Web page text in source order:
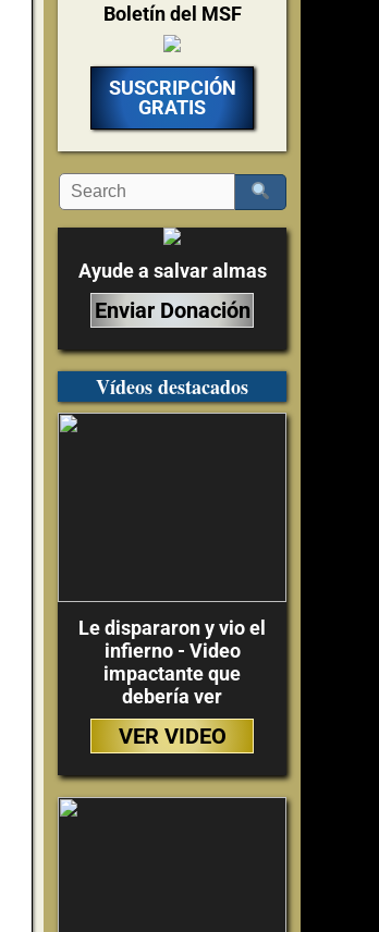
Boletín del MSF
SUSCRIPCIÓN
GRATIS
Ayude a salvar almas
Enviar Donación
Vídeos destacados
Le dispararon y vio el
infierno - Video
impactante que
debería ver
VER VIDEO